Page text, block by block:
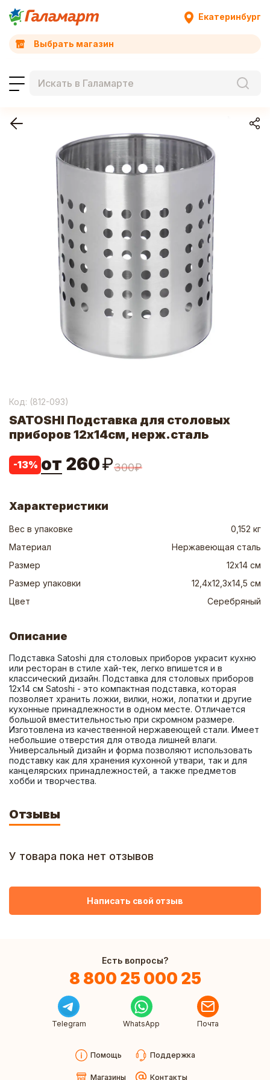
Екатеринбург
Выбрать магазин
Код: (812-093)
SATOSHI Подставка для столовых
приборов 12х14см, нерж.сталь
-13% от 260₽300₽
Характеристики
Вес в упаковке
0,152 кг
Материал
Нержавеющая сталь
Размер
12х14 см
Размер упаковки
12,4х12,3х14,5 см
Цвет
Серебряный
Описание
Подставка Satoshi для столовых приборов украсит кухню
или ресторан в стиле хай-тек, легко впишется и в
классический дизайн. Подставка для столовых приборов
12х14 см Satoshi - это компактная подставка, которая
позволяет хранить ложки, вилки, ножи, лопатки и другие
кухонные принадлежности в одном месте. Отличается
большой вместительностью при скромном размере.
Изготовлена из качественной нержавеющей стали. Имеет
небольшие отверстия для отвода лишней влаги.
Универсальный дизайн и форма позволяют использовать
подставку как для хранения кухонной утвари, так и для
канцелярских принадлежностей, а также предметов
хобби и творчества.
Отзывы
У товара пока нет отзывов
Написать свой отзыв
Есть вопросы?
8 800 25 000 25
Telegram WhatsApp Почта
Помощь Поддержка
Магазины Контакты